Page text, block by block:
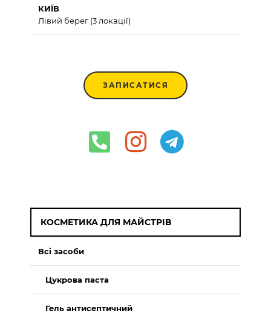
КИЇВ
Лівий берег (3 локації)
ЗАПИСАТИСЯ
КОСМЕТИКА ДЛЯ МАЙСТРІВ
Всі засоби
Цукрова паста
Гель антисептичний